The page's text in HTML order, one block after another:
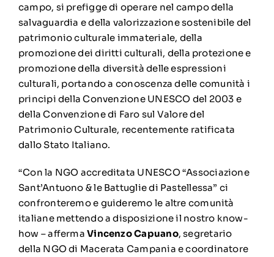
campo, si prefigge di operare nel campo della
salvaguardia e della valorizzazione sostenibile del
patrimonio culturale immateriale, della
promozione dei diritti culturali, della protezione e
promozione della diversità delle espressioni
culturali, portando a conoscenza delle comunità i
principi della Convenzione UNESCO del 2003 e
della Convenzione di Faro sul Valore del
Patrimonio Culturale, recentemente ratificata
dallo Stato Italiano.
“Con la NGO accreditata UNESCO “Associazione
Sant’Antuono & le Battuglie di Pastellessa” ci
confronteremo e guideremo le altre comunità
italiane mettendo a disposizione il nostro know-
how – affermaVincenzo Capuano, segretario
della NGO di Macerata Campania e coordinatore